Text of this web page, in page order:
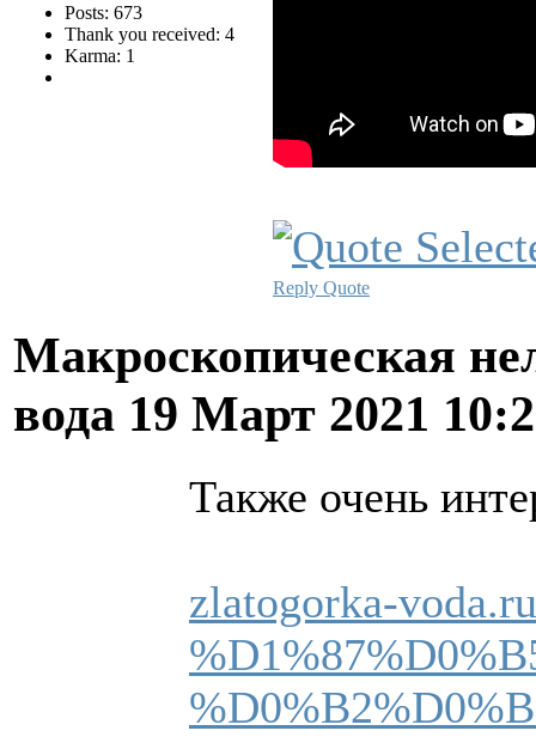
Posts: 673
Thank you received: 4
Karma: 1
Reply Quote
Макроскопическая
вода 19 Март 2021
Также очень
zlatogorka-